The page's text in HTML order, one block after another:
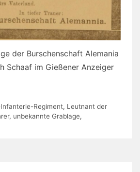
der Burschenschaft Alemania
Schaaf im Gießener Anzeiger
Regiment, Leutnant der
, unbekannte Grablage,